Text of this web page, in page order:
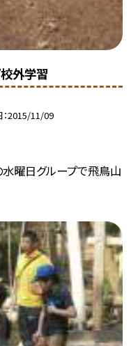
外学習
2015/11/09
水曜日グループで飛鳥山